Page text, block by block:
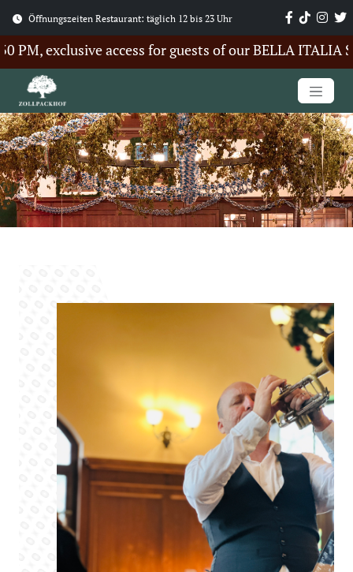
Öffnungszeiten Restaurant: täglich 12 bis 23 Uhr
access for guests of our BELLA ITALIA